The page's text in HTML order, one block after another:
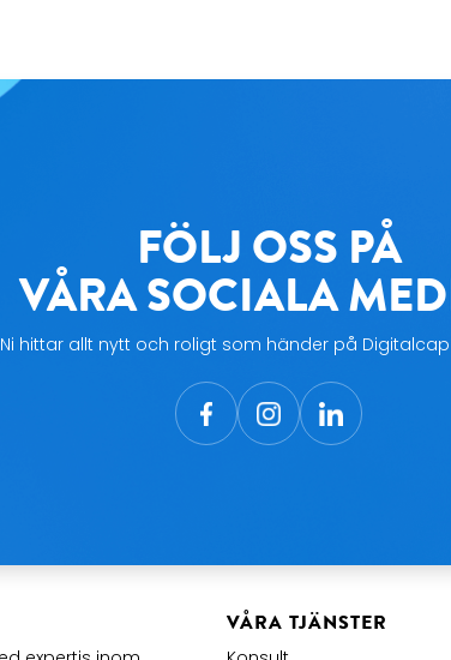
FÖLJ OSS PÅ
VÅRA SOCIALA
Ni hittar allt nytt och roligt som händer på
VÅRA TJÄNSTER